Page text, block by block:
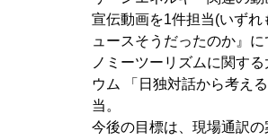
宣伝動画を1件担当(いず
ュースそうだったのか』
ノミーツーリズムに関す
ウム 「日独対話から考え
当。
今後の目標は、現場通訳